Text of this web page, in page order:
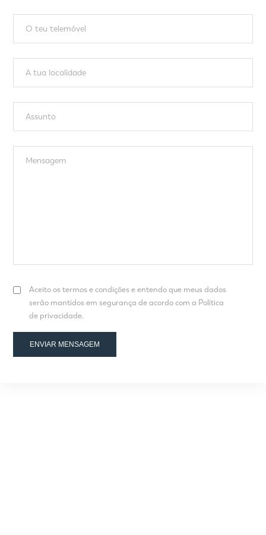
Aceito os termos e condições e entendo que meus dados
serão mantidos em segurança de acordo com a Política
de privacidade.
ENVIAR MENSAGEM